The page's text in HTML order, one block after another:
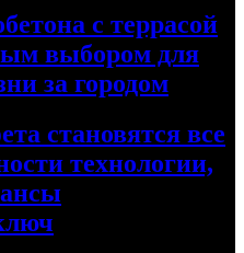
с террасой
выбором для
за городом
становятся все
технологии,